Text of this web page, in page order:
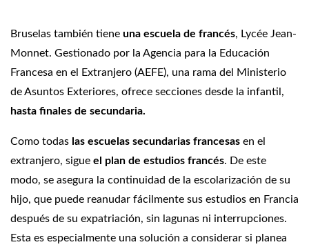
Bruselas también tiene una escuela de francés, Lycée Jean-
Monnet. Gestionado por la Agencia para la Educación
Francesa en el Extranjero (AEFE), una rama del Ministerio
de Asuntos Exteriores, ofrece secciones desde la infantil,
hasta finales de secundaria.
Como todas las escuelas secundarias francesas en el
extranjero, sigue el plan de estudios francés. De este
modo, se asegura la continuidad de la escolarización de su
hijo, que puede reanudar fácilmente sus estudios en Francia
después de su expatriación, sin lagunas ni interrupciones.
Esta es especialmente una solución a considerar si planea